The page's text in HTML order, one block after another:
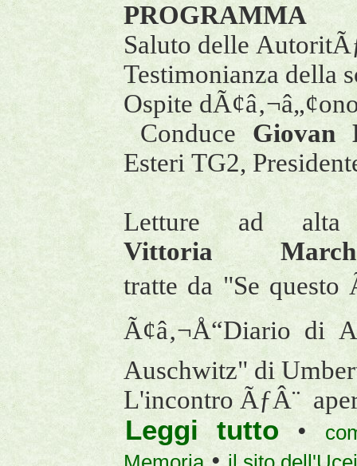
PROGRAMMA
Saluto delle
Testimonianza della
Ospite
Conduce Giovan
Esteri TG2,
Letture ad
Vittoria
tratte da "Se questo
Ã¢â‚¬Å“Diario di
Auschwitz" di
L'incontro ÃƒÂ¨
Leggi tutto •